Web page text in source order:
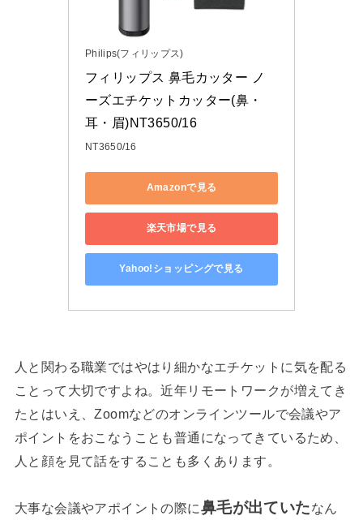
Philips(フィリップス)
フィリップス 鼻毛カッター ノ
ーズエチケットカッター(鼻・
耳・眉)NT3650/16
NT3650/16
Amazonで見る
楽天市場で見る
Yahoo!ショッピングで見る
人と関わる職業ではやはり細かなエチケットに気を配る
ことって大切ですよね。近年リモートワークが増えてき
たとはいえ、Zoomなどのオンラインツールで会議やア
ポイントをおこなうことも普通になってきているため、
人と顔を見て話をすることも多くあります。
大事な会議やアポイントの際に鼻毛が出ていたなん